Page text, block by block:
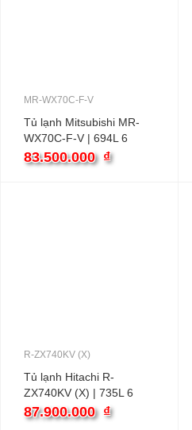
MR-WX70C-F-V
Tủ lạnh Mitsubishi MR-
WX70C-F-V | 694L 6
cánh
83.500.000 ₫
R-ZX740KV (X)
Tủ lạnh Hitachi R-
ZX740KV (X) | 735L 6
cánh inverter
87.900.000 ₫